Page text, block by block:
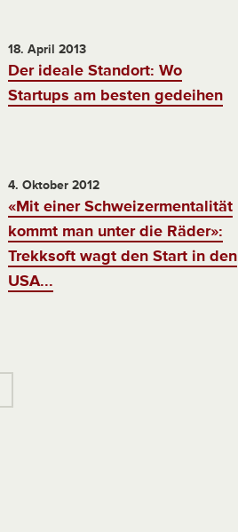
18. April 2013
Der ideale Standort: Wo
Startups am besten gedeihen
4. Oktober 2012
«Mit einer Schweizermentalität
kommt man unter die Räder»:
Trekksoft wagt den Start in den
USA...